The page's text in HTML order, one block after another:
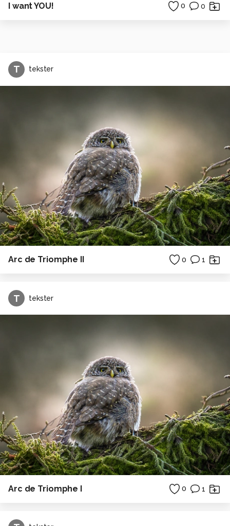
I want YOU! 0 0
T tekster
Arc de Triomphe II 0 1
T tekster
Arc de Triomphe I 0 1